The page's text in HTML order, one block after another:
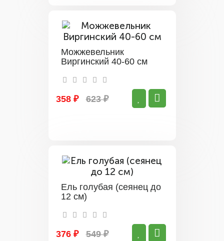
Можжевельник
Виргинский 40-60 см
358 ₽ 623 ₽
Ель голубая (сеянец до
12 см)
376 ₽ 549 ₽